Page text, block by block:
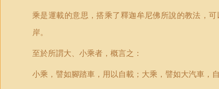
乘是運載的意思，搭乘了釋迦牟尼佛所說的教法，
岸。
至於所謂大、小乘者，概言之：
小乘，譬如腳踏車，用以自載；大乘，譬如大汽車，